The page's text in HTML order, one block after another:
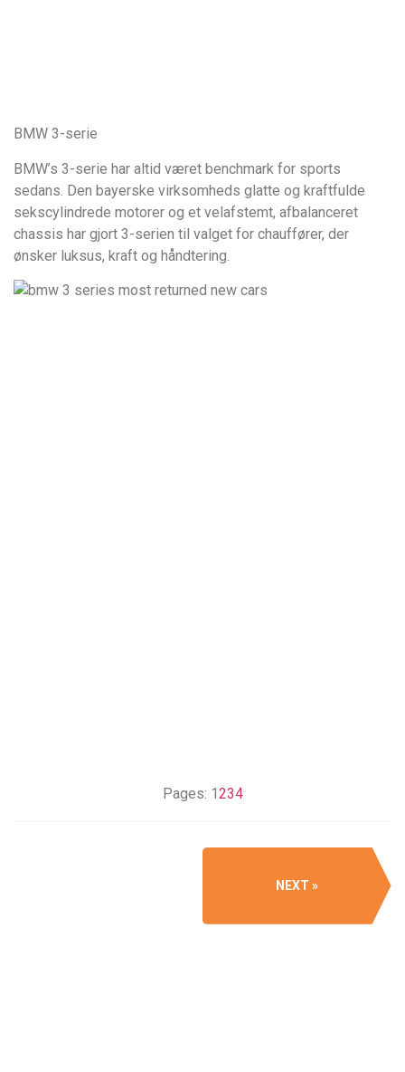
BMW 3-serie
BMW’s 3-serie har altid været benchmark for sports
sedans. Den bayerske virksomheds glatte og kraftfulde
sekscylindrede motorer og et velafstemt, afbalanceret
chassis har gjort 3-serien til valget for chauffører, der
ønsker luksus, kraft og håndtering.
Pages: 1234
NEXT